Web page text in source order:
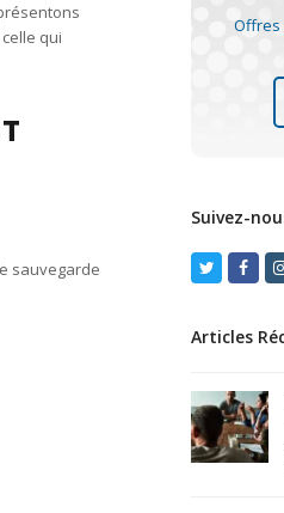
qui
sauvegarde
Offres
Suivez-
Twitter
Articles